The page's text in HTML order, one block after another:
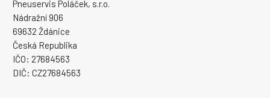
Pneuservis Poláček, s.r.o.
Nádražní 906
69632 Ždánice
Česká Republika
IČO: 27684563
DIČ: CZ27684563